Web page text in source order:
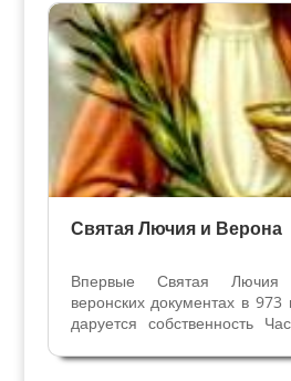
лучший проект...
Святые и реликвии
Традиции
Святая Лючия и Верона
Впервые Святая Лючия
веронских документах в
даруется собственность
культ этой Святой